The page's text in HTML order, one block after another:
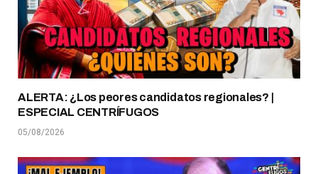
ALERTA: ¿Los peores candidatos regionales? |
ESPECIAL CENTRÍFUGOS
05/08/2026